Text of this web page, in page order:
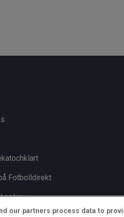
Fotbolldirekt
policy
our partners process data to